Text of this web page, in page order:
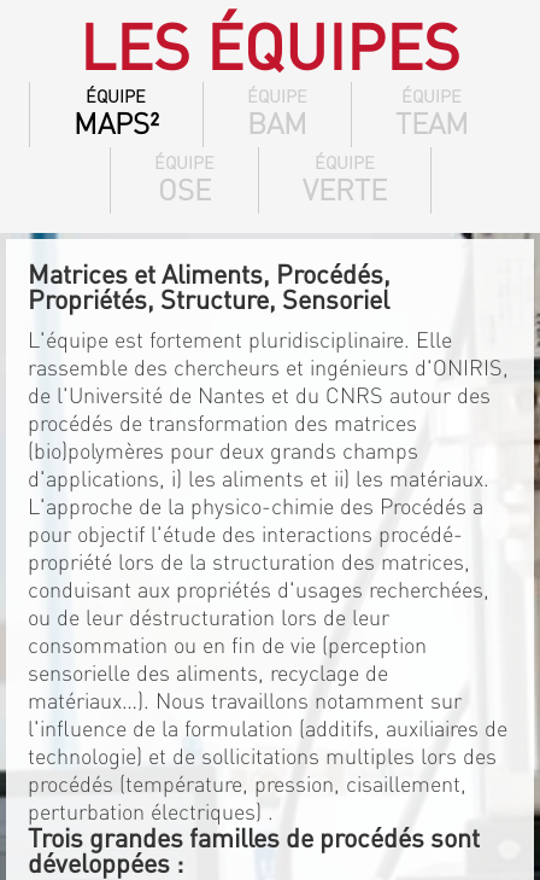
LES ÉQUIPES
ÉQUIPE
MAPS²
ÉQUIPE
BAM
ÉQUIPE
TEAM
ÉQUIPE
OSE
ÉQUIPE
VERTE
Matrices et Aliments, Procédés,
Propriétés, Structure, Sensoriel
L'équipe est fortement pluridisciplinaire. Elle
rassemble des chercheurs et ingénieurs d'ONIRIS,
de l'Université de Nantes et du CNRS autour des
procédés de transformation des matrices
(bio)polymères pour deux grands champs
d'applications, i) les aliments et ii) les matériaux.
L'approche de la physico-chimie des Procédés a
pour objectif l'étude des interactions procédé-
propriété lors de la structuration des matrices,
conduisant aux propriétés d'usages recherchées,
ou de leur déstructuration lors de leur
consommation ou en fin de vie (perception
sensorielle des aliments, recyclage de
matériaux…). Nous travaillons notamment sur
l'influence de la formulation (additifs, auxiliaires de
technologie) et de sollicitations multiples lors des
procédés (température, pression, cisaillement,
perturbation électriques) .
Trois grandes familles de procédés sont
développées :